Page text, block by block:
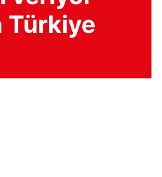
Türkiye